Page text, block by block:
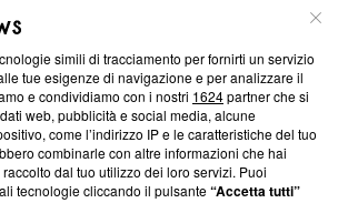
informazioni trasparenti su Blasting
editoriali e su come ci impegniamo a
Inoltre, afferma la nostra aderenza a
with Integrity’Blasting News non è
programma, ma ha richiesto di farne
non ha ancora effettuato una verifica di
simili di tracciamento per fornirti un servizio
tue esigenze di navigazione e per analizzare il
e condividiamo con i nostri 1624partner che si
web, pubblicità e social media, alcune
come l’indirizzo IP e le caratteristiche del tuo
combinarle con altre informazioni che hai
dal tuo utilizzo dei loro servizi. Puoi
tecnologie cliccando il pulsante“Accetta tutti”